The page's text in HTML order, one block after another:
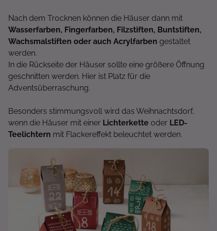
Nach dem Trocknen können die Häuser dann mit
Wasserfarben, Fingerfarben, Filzstiften, Buntstiften,
Wachsmalstiften oder auch Acrylfarben gestaltet
werden.
In die Rückseite der Häuser sollte eine größere Öffnung
geschnitten werden. Hier ist Platz für die
Adventsüberraschung.
Besonders stimmungsvoll wird das Weihnachtsdorf,
wenn die Häuser mit einer Lichterkette oder LED-
Teelichtern mit Flackereffekt beleuchtet werden.